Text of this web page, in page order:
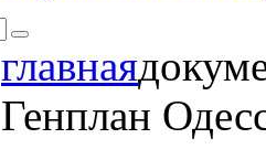
главная
Генплан